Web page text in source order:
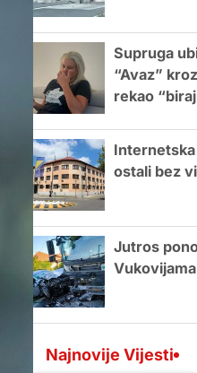
Supruga
“Avaz”
rekao
ostali bez
Jutros
Vukovijama
Najnovije Vijesti